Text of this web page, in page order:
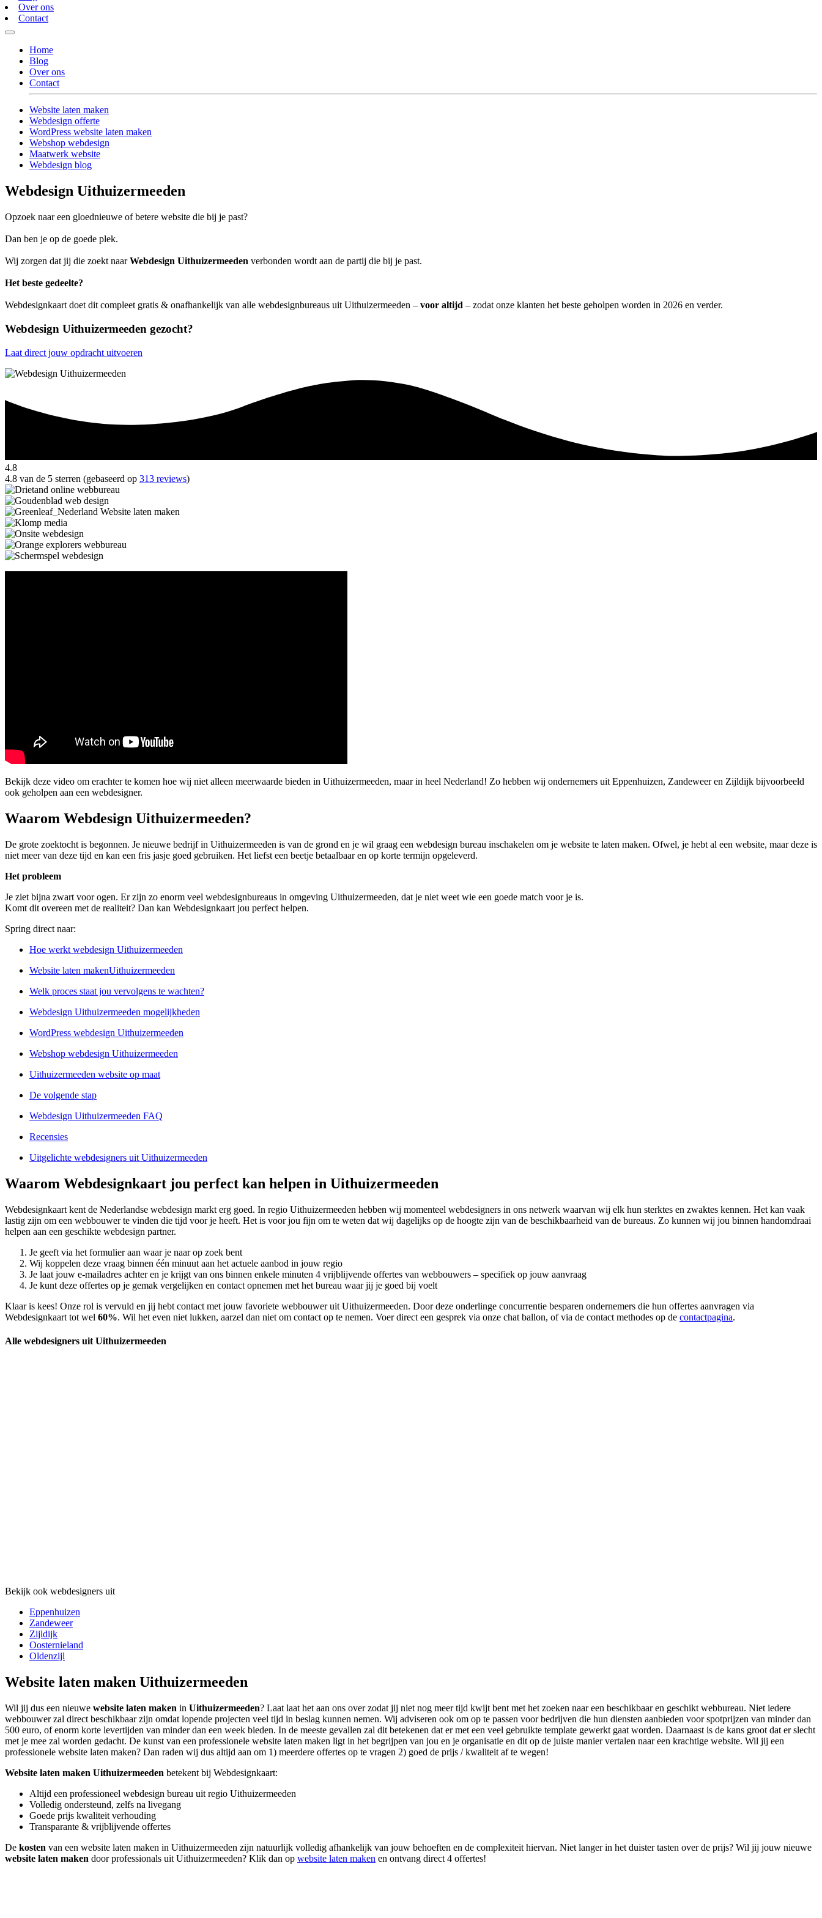
Over ons
Contact
Home
Blog
Over ons
Contact
Website laten maken
Webdesign offerte
WordPress website laten maken
Webshop webdesign
Maatwerk website
Webdesign blog
Webdesign Uithuizermeeden
Opzoek naar een gloednieuwe of betere website die bij je past?
Dan ben je op de goede plek.
Wij zorgen dat jij die zoekt naarWebdesign Uithuizermeeden verbonden wordt aan de partij die bij je past.
Het beste gedeelte?
Webdesignkaart doet dit compleet gratis & onafhankelijk van alle webdesignbureaus uit Uithuizermeeden – voor altijd – zodat onze klanten het beste geholpen worden in 2026 en verder.
Webdesign Uithuizermeeden gezocht?
Laat direct jouw opdracht uitvoeren
4.8
4.8 van de 5 sterren (gebaseerd op 313 reviews)
Bekijk deze video om erachter te komen hoe wij niet alleen meerwaarde bieden in Uithuizermeeden, maar in heel Nederland! Zo hebben wij ondernemers uit Eppenhuizen, Zandeweer en Zijldijk bijvoorbeeld
ook geholpen aan een webdesigner.
Waarom Webdesign Uithuizermeeden?
De grote zoektocht is begonnen. Je nieuwe bedrijf in Uithuizermeeden is van de grond en je wil graag een webdesign bureau inschakelen om je website te laten maken. Ofwel, je hebt al een website, maar deze is
niet meer van deze tijd en kan een fris jasje goed gebruiken. Het liefst een beetje betaalbaar en op korte termijn opgeleverd.
Het probleem
Je ziet bijna zwart voor ogen. Er zijn zo enorm veel webdesignbureaus in omgeving Uithuizermeeden, dat je niet weet wie een goede match voor je is.
Komt dit overeen met de realiteit? Dan kan Webdesignkaart jou perfect helpen.
Spring direct naar:
Hoe werkt webdesign Uithuizermeeden
Website laten makenUithuizermeeden
Welk proces staat jou vervolgens te wachten?
Webdesign Uithuizermeeden mogelijkheden
WordPress webdesign Uithuizermeeden
Webshop webdesign Uithuizermeeden
Uithuizermeeden website op maat
De volgende stap
Webdesign Uithuizermeeden FAQ
Recensies
Uitgelichte webdesigners uit Uithuizermeeden
Waarom Webdesignkaart jou perfect kan helpen in Uithuizermeeden
Webdesignkaart kent de Nederlandse webdesign markt erg goed. In regio Uithuizermeeden hebben wij momenteel webdesigners in ons netwerk waarvan wij elk hun sterktes en zwaktes kennen. Het kan vaak
lastig zijn om een webbouwer te vinden die tijd voor je heeft. Het is voor jou fijn om te weten dat wij dagelijks op de hoogte zijn van de beschikbaarheid van de bureaus. Zo kunnen wij jou binnen handomdraai
helpen aan een geschikte webdesign partner.
Je geeft via het formulier aan waar je naar op zoek bent
Wij koppelen deze vraag binnen één minuut aan het actuele aanbod in jouw regio
Je laat jouw e-mailadres achter en je krijgt van ons binnen enkele minuten 4 vrijblijvende offertes van webbouwers – specifiek op jouw aanvraag
Je kunt deze offertes op je gemak vergelijken en contact opnemen met het bureau waar jij je goed bij voelt
Klaar is kees! Onze rol is vervuld en jij hebt contact met jouw favoriete webbouwer uit Uithuizermeeden. Door deze onderlinge concurrentie besparen ondernemers die hun offertes aanvragen via
Webdesignkaart tot wel 60%. Wil het even niet lukken, aarzel dan niet om contact op te nemen. Voer direct een gesprek via onze chat ballon, of via de contact methodes op de contactpagina.
Alle webdesigners uit Uithuizermeeden
Bekijk ook webdesigners uit
Eppenhuizen
Zandeweer
Zijldijk
Oosternieland
Oldenzijl
Website laten maken Uithuizermeeden
Wil jij dus een nieuwe website laten maken in Uithuizermeeden? Laat laat het aan ons over zodat jij niet nog meer tijd kwijt bent met het zoeken naar een beschikbaar en geschikt webbureau. Niet iedere
webbouwer zal direct beschikbaar zijn omdat lopende projecten veel tijd in beslag kunnen nemen. Wij adviseren ook om op te passen voor bedrijven die hun diensten aanbieden voor spotprijzen van minder dan
500 euro, of enorm korte levertijden van minder dan een week bieden. In de meeste gevallen zal dit betekenen dat er met een veel gebruikte template gewerkt gaat worden. Daarnaast is de kans groot dat er slecht
met je mee zal worden gedacht. De kunst van een professionele website laten maken ligt in het begrijpen van jou en je organisatie en dit op de juiste manier vertalen naar een krachtige website. Wil jij een
professionele website laten maken? Dan raden wij dus altijd aan om 1) meerdere offertes op te vragen 2) goed de prijs / kwaliteit af te wegen!
Website laten maken Uithuizermeeden betekent bij Webdesignkaart:
Altijd een professioneel webdesign bureau uit regio Uithuizermeeden
Volledig ondersteund, zelfs na livegang
Goede prijs kwaliteit verhouding
Transparante & vrijblijvende offertes
De kosten van een website laten maken in Uithuizermeeden zijn natuurlijk volledig afhankelijk van jouw behoeften en de complexiteit hiervan. Niet langer in het duister tasten over de prijs? Wil jij jouw nieuwe
website laten maken door professionals uit Uithuizermeeden? Klik dan op website laten maken en ontvang direct 4 offertes!